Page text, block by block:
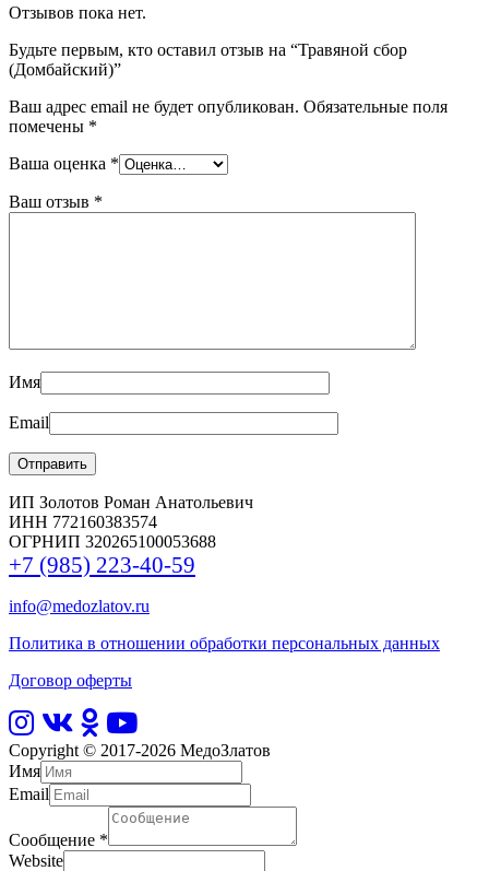
Отзывов пока нет.
Будьте первым, кто оставил отзыв на “Травяной сбор
(Домбайский)”
Ваш адрес email не будет опубликован. Обязательные поля
помечены *
Ваша оценка *
Ваш отзыв *
Имя
Email
ИП Золотов Роман Анатольевич
ИНН 772160383574
ОГРНИП 320265100053688
+7 (985) 223-40-59
info@medozlatov.ru
Политика в отношении обработки персональных данных
Договор оферты
Copyright © 2017-2026 МедоЗлатов
Имя
Email
Сообщение *
Website